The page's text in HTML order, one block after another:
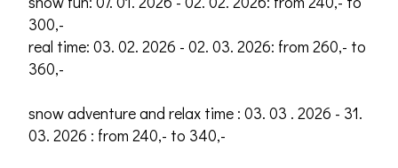
300,-
real time: 03. 02. 2026 - 02. 03. 2026: from 260,- to
360,-
snow adventure and relax time : 03. 03 . 2026 - 31.
03. 2026 : from 240,- to 340,-